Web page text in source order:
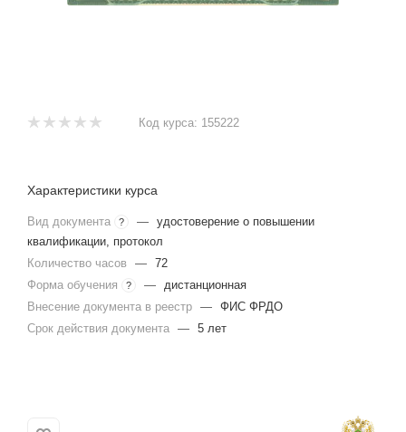
Код курса: 155222
Характеристики курса
Вид документа ? — удостоверение о повышении
квалификации, протокол
Количество часов
— 72
Форма обучения
? —
дистанционная
Внесение документа в реестр — ФИС ФРДО
Срок действия документа — 5 лет